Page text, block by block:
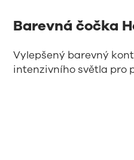
Barevná čočka
Vylepšený barevný
intenzivního světla pro